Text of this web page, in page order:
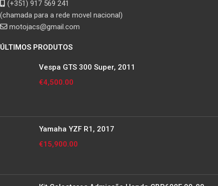
(+351) 917 569 241
(chamada para a rede movel nacional)
motojacs@gmail.com
ÚLTIMOS PRODUTOS
Vespa GTS 300 Super, 2011
€4,500.00
Yamaha YZF R1, 2017
€15,900.00